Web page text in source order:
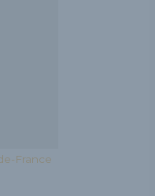
France